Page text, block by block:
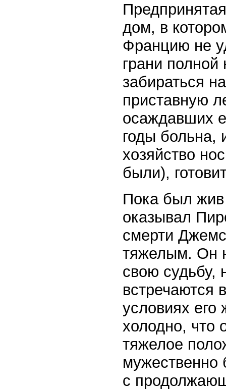
дом, в
Францию не
грани
забираться
приставную
осаждавших
годы больна,
хозяйство
были),
Пока был
оказывал
смерти
тяжелым. Он
свою судьбу,
встречаются
условиях его
холодно, что
тяжелое
мужественно
с